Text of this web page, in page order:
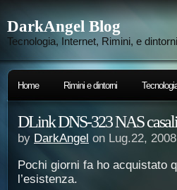
DarkAngel Blog
Tecnologia, Internet, Rimini, e
Home Rimini e dintorni
DLink DNS-323 NAS
by DarkAngel on Lug.22,
Pochi giorni fa ho acquistato
l’esistenza.